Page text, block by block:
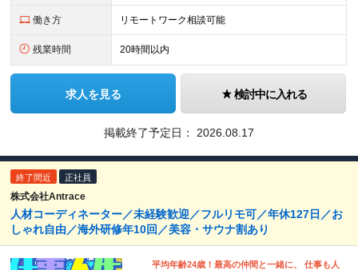
働き方 リモートワーク相談可能
残業時間 20時間以内
求人を見る 検討中に入れる
掲載終了予定日： 2026.08.17
終了間近 正社員
株式会社Antrace
人材コーディネーター／未経験歓迎／フルリモ可／年休127日／お
しゃれ自由／海外研修年10回／美容・サウナ割あり
平均年齢24歳！最高の仲間と一緒に、 仕事も人